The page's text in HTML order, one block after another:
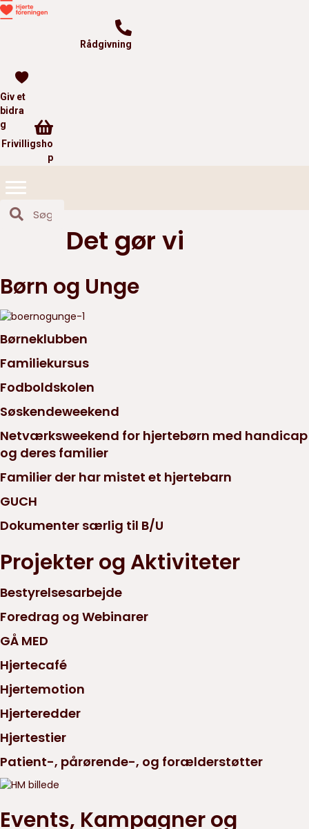
Rådgivning
Giv et
bidra
g
F
i
p
Frivilligsho
p
Det gør vi
Børn og Unge
Børneklubben
Familiekursus
Fodboldskolen
Søskendeweekend
Netværksweekend for hjertebørn med handicap
og deres familier
Familier der har mistet et hjertebarn
GUCH
Dokumenter særlig til B/U
Projekter og Aktiviteter
Bestyrelsesarbejde
Foredrag og Webinarer
GÅ MED
Hjertecafé
Hjertemotion
Hjerteredder
Hjertestier
Patient-, pårørende-, og forælderstøtter
Events, Kampagner og